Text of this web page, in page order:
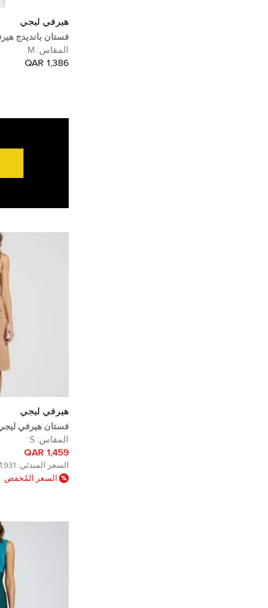
هيرفي ليجي
فستان بانديدج
ثنائي اللون M
المقاس: M
1,386 QAR
هيرفي ليجي
فستان هيرفي
ميلينا باندج صغير
المقاس: S
1,459 QAR
السعر المبدئي: 1,931 QAR
السعر المُخفض